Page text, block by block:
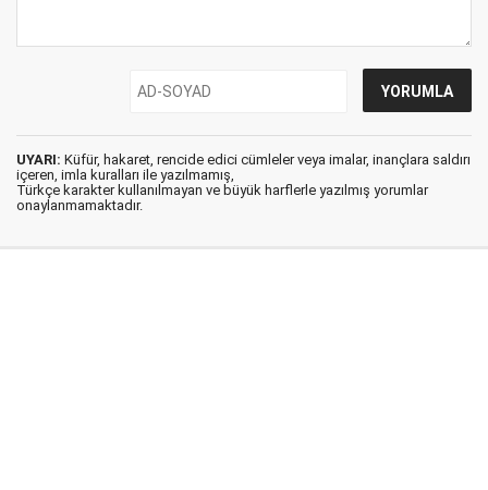
UYARI: Küfür, hakaret, rencide edici cümleler veya imalar, inançlara saldırı
içeren, imla kuralları ile yazılmamış,
Türkçe karakter kullanılmayan ve büyük harflerle yazılmış yorumlar
onaylanmamaktadır.